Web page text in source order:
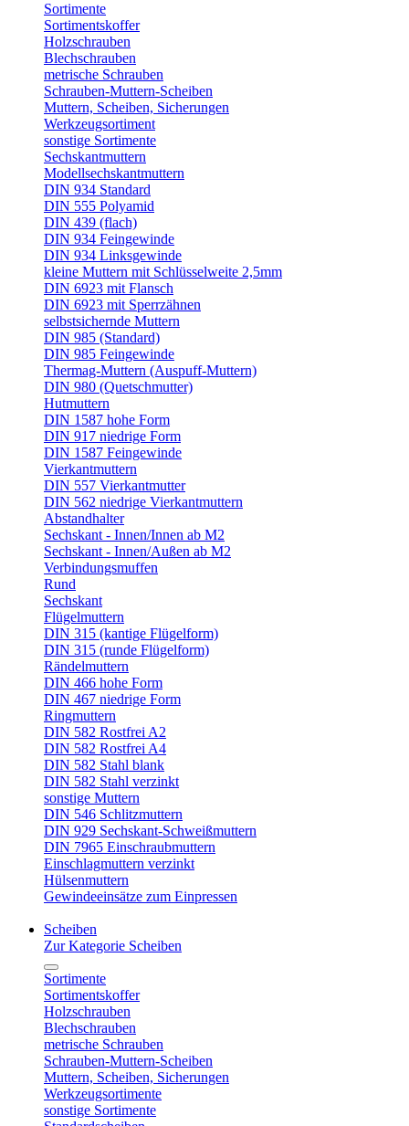
Sortimente
Sortimentskoffer
Holzschrauben
Blechschrauben
metrische Schrauben
Schrauben-Muttern-Scheiben
Muttern, Scheiben, Sicherungen
Werkzeugsortiment
sonstige Sortimente
Sechskantmuttern
Modellsechskantmuttern
DIN 934 Standard
DIN 555 Polyamid
DIN 439 (flach)
DIN 934 Feingewinde
DIN 934 Linksgewinde
kleine Muttern mit Schlüsselweite 2,5mm
DIN 6923 mit Flansch
DIN 6923 mit Sperrzähnen
selbstsichernde Muttern
DIN 985 (Standard)
DIN 985 Feingewinde
Thermag-Muttern (Auspuff-Muttern)
DIN 980 (Quetschmutter)
Hutmuttern
DIN 1587 hohe Form
DIN 917 niedrige Form
DIN 1587 Feingewinde
Vierkantmuttern
DIN 557 Vierkantmutter
DIN 562 niedrige Vierkantmuttern
Abstandhalter
Sechskant - Innen/Innen ab M2
Sechskant - Innen/Außen ab M2
Verbindungsmuffen
Rund
Sechskant
Flügelmuttern
DIN 315 (kantige Flügelform)
DIN 315 (runde Flügelform)
Rändelmuttern
DIN 466 hohe Form
DIN 467 niedrige Form
Ringmuttern
DIN 582 Rostfrei A2
DIN 582 Rostfrei A4
DIN 582 Stahl blank
DIN 582 Stahl verzinkt
sonstige Muttern
DIN 546 Schlitzmuttern
DIN 929 Sechskant-Schweißmuttern
DIN 7965 Einschraubmuttern
Einschlagmuttern verzinkt
Hülsenmuttern
Gewindeeinsätze zum Einpressen
Scheiben
Zur Kategorie Scheiben
Sortimente
Sortimentskoffer
Holzschrauben
Blechschrauben
metrische Schrauben
Schrauben-Muttern-Scheiben
Muttern, Scheiben, Sicherungen
Werkzeugsortimente
sonstige Sortimente